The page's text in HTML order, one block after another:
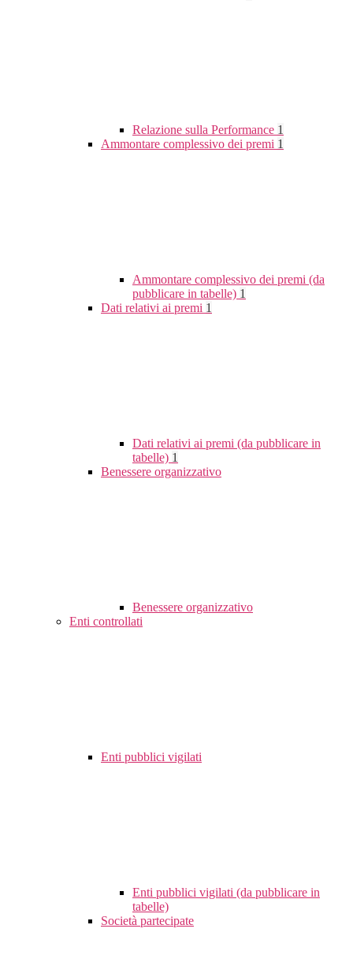
Relazione sulla Performance 1
Ammontare complessivo dei premi 1
Ammontare complessivo dei premi (da
pubblicare in tabelle) 1
Dati relativi ai premi 1
Dati relativi ai premi (da pubblicare in
tabelle) 1
Benessere organizzativo
Benessere organizzativo
Enti controllati
Enti pubblici vigilati
Enti pubblici vigilati (da pubblicare in
tabelle)
Società partecipate